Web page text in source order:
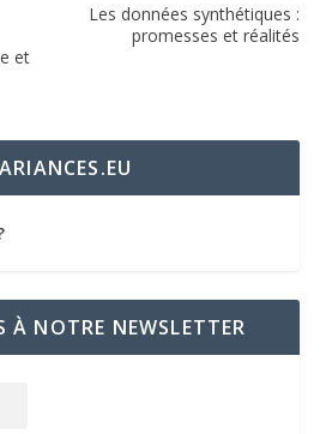
et
Les données synthétiques :
promesses et réalités
À NOTRE NEWSLETTER